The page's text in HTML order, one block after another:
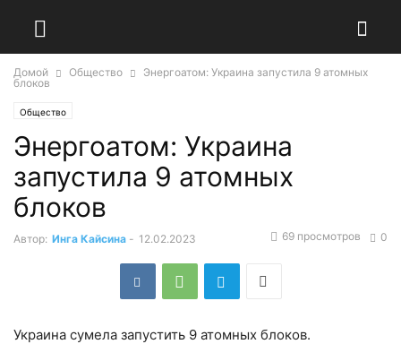
Домой Общество
Энергоатом: Украина запустила 9 атомных
блоков
Общество
Энергоатом: Украина
запустила 9 атомных
блоков
Автор: Инга Кайсина - 12.02.2023 0
69 просмотров
Украина сумела запустить 9 атомных блоков.